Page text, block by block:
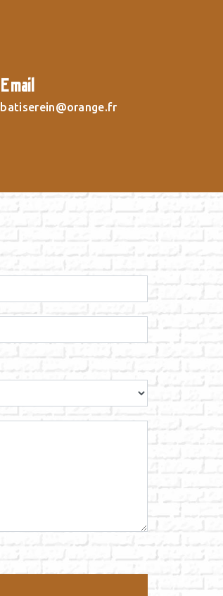
Email
batiserein@orange.fr